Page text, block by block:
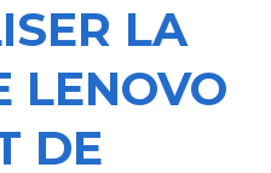
LA
LENOVO
DE